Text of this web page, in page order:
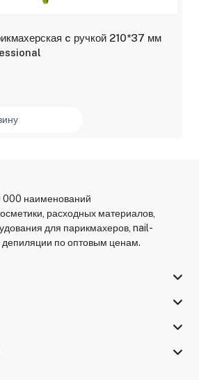
c ручкой 210*37 мм
000 наименований
расходных материалов,
для парикмахеров, nail-
депиляции по оптовым ценам.